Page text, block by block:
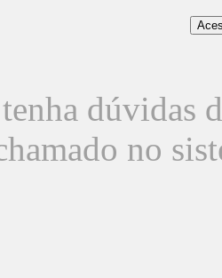
dúvidas
no